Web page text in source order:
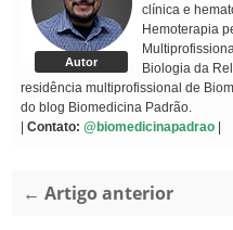
Autor
clínica e
Hemoterapia
Biologia da
residência multiprofissional de
do blog Biomedicina Padrão.
Contato: @biomedicinapadrao
← Artigo anterior